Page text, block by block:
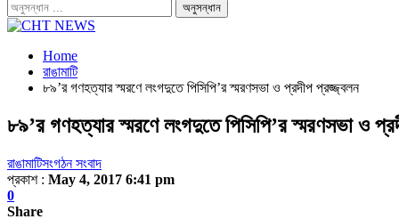
Home
রাঙামাটি
৮৯’র গণহত্যার স্মরণে লংগদুতে পিসিপি’র স্মরণসভা ও প্রদীপ প্রজ্জ্বলন
৮৯’র গণহত্যার স্মরণে লংগদুতে পিসিপি’র স্মরণসভা ও
রাঙামাটিসংগঠন সংবাদ
প্রকাশ : May 4, 2017 6:41 pm
0
Share